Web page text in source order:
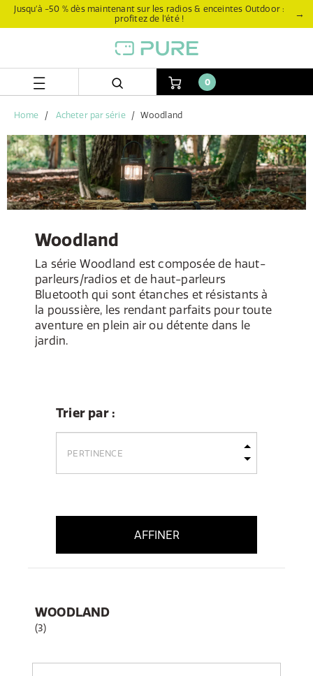
Aller
AllerJusqu’à -50 % dès maintenant sur les radios & enceintes Outdoor :
profitez de l’été !
→
0
Home Acheter par série Woodland
Woodland
La série Woodland est composée de haut-
parleurs/radios et de haut-parleurs
Bluetooth qui sont étanches et résistants à
la poussière, les rendant parfaits pour toute
aventure en plein air ou détente dans le
jardin.
Trier par :
AFFINER
WOODLAND
(3)